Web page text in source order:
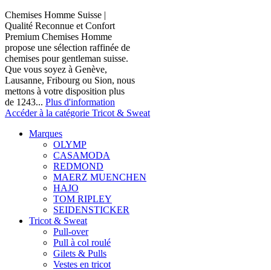
Chemises Homme Suisse |
Qualité Reconnue et Confort
Premium Chemises Homme
propose une sélection raffinée de
chemises pour gentleman suisse.
Que vous soyez à Genève,
Lausanne, Fribourg ou Sion, nous
mettons à votre disposition plus
de 1243... Plus d'information
Accéder à la catégorie Tricot & Sweat
Marques
OLYMP
CASAMODA
REDMOND
MAERZ MUENCHEN
HAJO
TOM RIPLEY
SEIDENSTICKER
Tricot & Sweat
Pull-over
Pull à col roulé
Gilets & Pulls
Vestes en tricot